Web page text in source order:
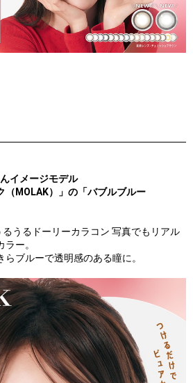
イメージモデル
（MOLAK）」の「バブルブルー
うるドーリーカラコン 写真でもリアル
ー。
ブルーで透明感のある瞳に。